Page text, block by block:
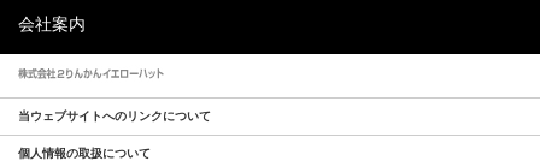
会社案内
当ウェブサイトへのリンクについて
個人情報の取扱について